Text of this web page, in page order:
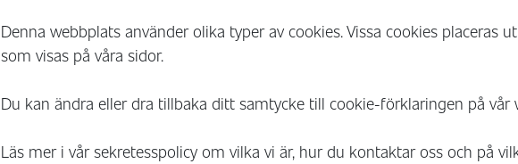
Denna webbplats använder olika typer av cookies. Vissa cookies placeras
som visas på våra sidor.
Du kan ändra eller dra tillbaka ditt samtycke till cookie-förklaringen på vår
Läs mer i vår sekretesspolicy om vilka vi är, hur du kontaktar oss och på